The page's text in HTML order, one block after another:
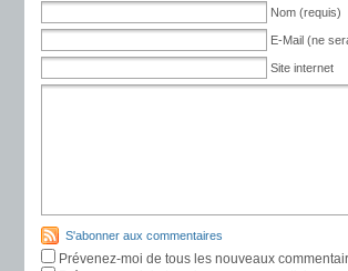
Nom (requis)
E-Mail (ne
Site internet
S'abonner aux commentaires
Prévenez-moi de tous les nouveaux